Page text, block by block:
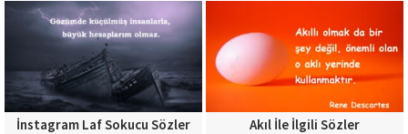
İnstagram Laf Sokucu Sözler Akıl İle İlgili Sözler